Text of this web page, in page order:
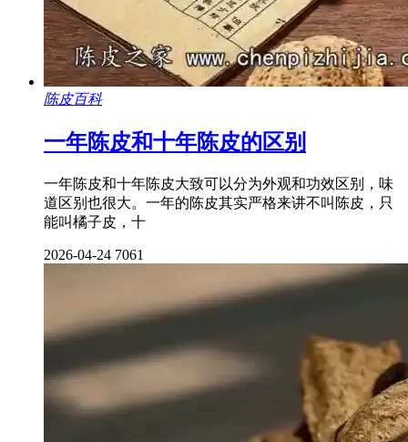
陈皮百科
一年陈皮和十年陈皮的区别
一年陈皮和十年陈皮大致可以分为外观和功效区别，味
道区别也很大。一年的陈皮其实严格来讲不叫陈皮，只
能叫橘子皮，十
2026-04-24 7061